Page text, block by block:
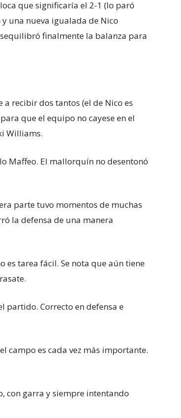
que significaría el 2-1 (lo paró
una nueva igualada de Nico
finalmente la balanza para
a recibir dos tantos (el de Nico es
que el equipo no cayese en el
Williams.
Maffeo. El mallorquín no desentonó
parte tuvo momentos de muchas
la defensa de una manera
es tarea fácil. Se nota que aún tiene
partido. Correcto en defensa e
campo es cada vez más importante.
con garra y siempre intentando